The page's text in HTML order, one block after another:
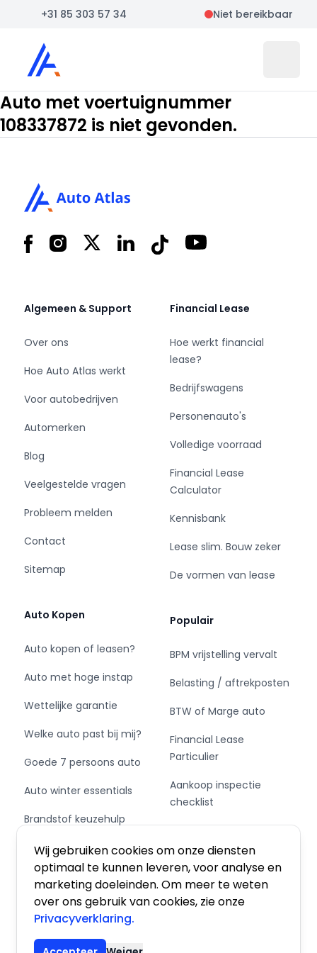
Wij gebruiken cookies om onze diensten
optimaal te kunnen leveren, voor analyse en
marketing doeleinden. Om meer te weten
over ons gebruik van cookies, zie onze
Privacyverklaring.
+31 85 303 57 34 Niet bereikbaar
Auto Atlas
Auto met voertuignummer
108337872 is niet gevonden.
FacebookInstagram
X LinkedInTiktok YouTube
Algemeen & Support
Over ons
Hoe Auto Atlas werkt
Voor autobedrijven
Automerken
Blog
Veelgestelde vragen
Probleem melden
Contact
Sitemap
Auto Kopen
Auto kopen of leasen?
Auto met hoge instap
Wettelijke garantie
Welke auto past bij mij?
Goede 7 persoons auto
Auto winter essentials
Brandstof keuzehulp
Schakel of automaat?
Financial Lease
Hoe werkt financial
lease?
Bedrijfswagens
Personenauto's
Volledige voorraad
Financial Lease
Calculator
Kennisbank
Lease slim. Bouw zeker
De vormen van lease
Populair
BPM vrijstelling vervalt
Belasting / aftrekposten
BTW of Marge auto
Financial Lease
Particulier
Aankoop inspectie
checklist
Private Leasen,
Financieren of Kopen?